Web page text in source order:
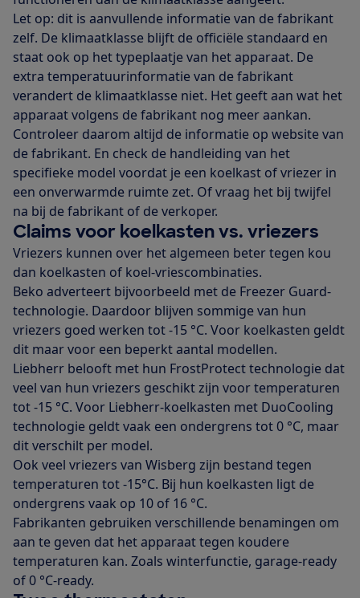
Let op: dit is aanvullende informatie van de fabrikant
zelf. De klimaatklasse blijft de officiële standaard en
staat ook op het typeplaatje van het apparaat. De
extra temperatuurinformatie van de fabrikant
verandert de klimaatklasse niet. Het geeft aan wat het
apparaat volgens de fabrikant nog meer aankan.
Controleer daarom altijd de informatie op website van
de fabrikant. En check de handleiding van het
specifieke model voordat je een koelkast of vriezer in
een onverwarmde ruimte zet. Of vraag het bij twijfel
na bij de fabrikant of de verkoper.
Claims voor koelkasten vs. vriezers
Vriezers kunnen over het algemeen beter tegen kou
dan koelkasten of koel-vriescombinaties.
Beko adverteert bijvoorbeeld met de Freezer Guard-
technologie. Daardoor blijven sommige van hun
vriezers goed werken tot -15 °C. Voor koelkasten geldt
dit maar voor een beperkt aantal modellen.
Liebherr belooft met hun FrostProtect technologie dat
veel van hun vriezers geschikt zijn voor temperaturen
tot -15 °C. Voor Liebherr-koelkasten met DuoCooling
technologie geldt vaak een ondergrens tot 0 °C, maar
dit verschilt per model.
Ook veel vriezers van Wisberg zijn bestand tegen
temperaturen tot -15°C. Bij hun koelkasten ligt de
ondergrens vaak op 10 of 16 °C.
Fabrikanten gebruiken verschillende benamingen om
aan te geven dat het apparaat tegen koudere
temperaturen kan. Zoals winterfunctie, garage-ready
of 0 °C-ready.